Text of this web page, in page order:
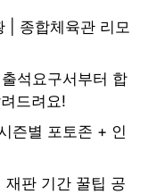
| 종합체육관 리모
석요구서부터 합
드려요!
즌별 포토존 + 인
판 기간 꿀팁 공